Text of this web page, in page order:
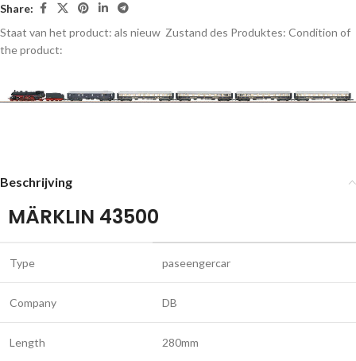
Share:
Staat van het product: als nieuw Zustand des Produktes: Condition of
the product:
Beschrijving
MÄRKLIN 43500
Type paseengercar
Company DB
Length 280mm